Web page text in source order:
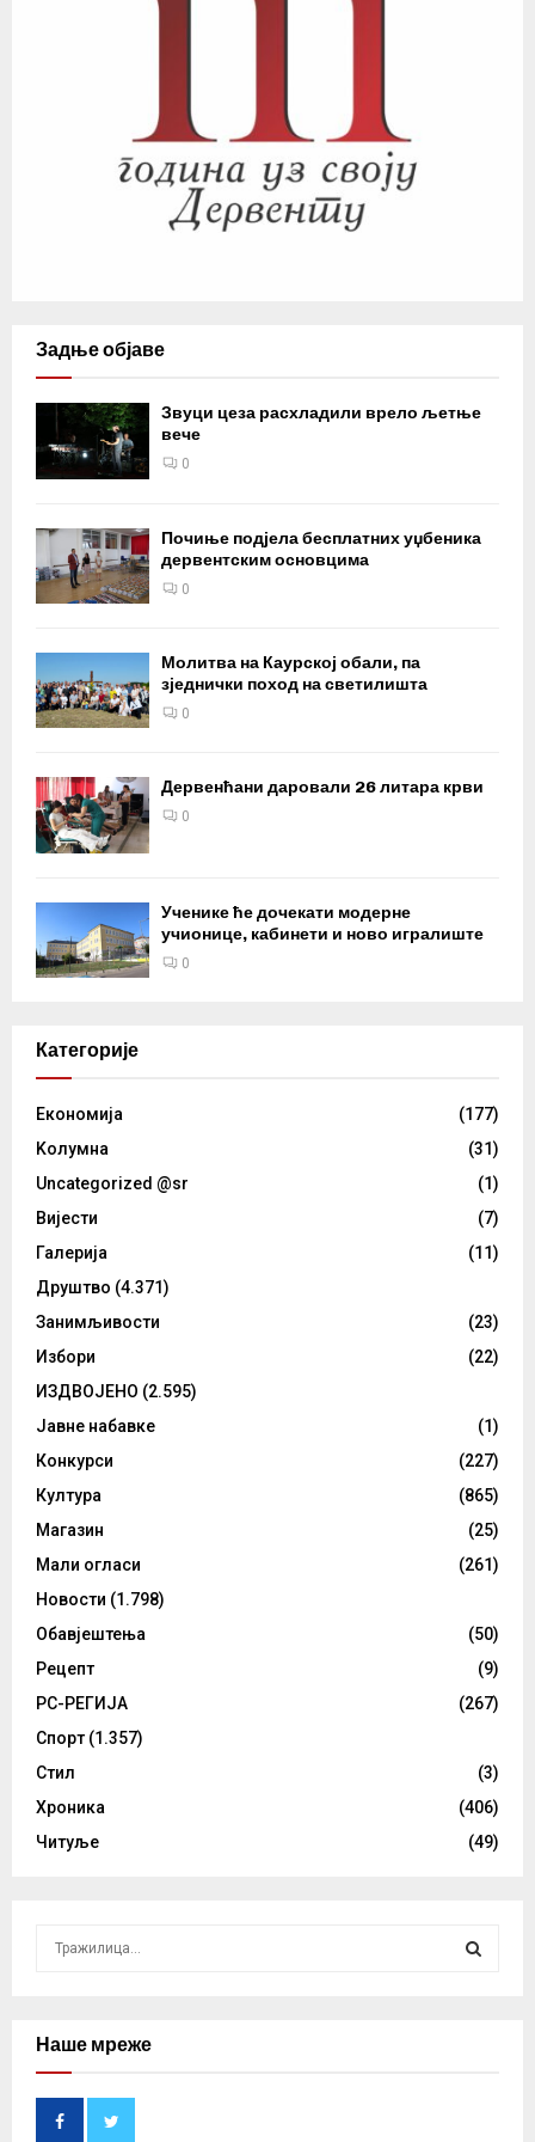
Задње објаве
Звуци цеза расхладили врело љетње
вече
0
Почиње подјела бесплатних уџбеника
дервентским основцима
0
Молитва на Каурској обали, па
зједнички поход на светилишта
0
Дервенћани даровали 26 литара крви
0
Ученике ће дочекати модерне
учионице, кабинети и ново игралиште
0
Категорије
Eкономија
(177)
Kолумнa
(31)
Uncategorized @sr
(1)
Вијести
(7)
Галерија
(11)
Друштво (4.371)
Занимљивости
(23)
Избори
(22)
ИЗДВОЈЕНО (2.595)
Јавне набавке
(1)
Конкурси
(227)
Култура
(865)
Магазин
(25)
Мали огласи
(261)
Новости (1.798)
Обавјештења
(50)
Рецепт
(9)
РС-РЕГИЈА
(267)
Спорт (1.357)
Стил
(3)
Хроника
(406)
Читуље
(49)
cНаше мреже